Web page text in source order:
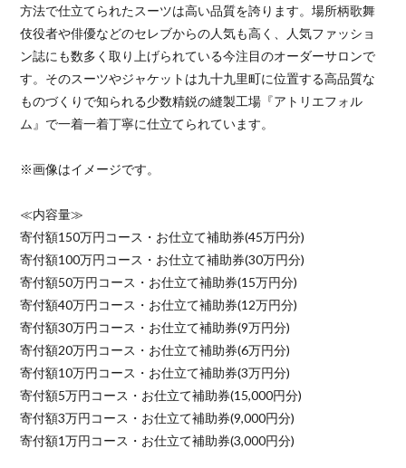
方法で仕立てられたスーツは高い品質を誇ります。場所柄歌舞
伎役者や俳優などのセレブからの人気も高く、人気ファッショ
ン誌にも数多く取り上げられている今注目のオーダーサロンで
す。そのスーツやジャケットは九十九里町に位置する高品質な
ものづくりで知られる少数精鋭の縫製工場『アトリエフォル
ム』で一着一着丁寧に仕立てられています。
※画像はイメージです。
≪内容量≫
寄付額150万円コース・お仕立て補助券(45万円分)
寄付額100万円コース・お仕立て補助券(30万円分)
寄付額50万円コース・お仕立て補助券(15万円分)
寄付額40万円コース・お仕立て補助券(12万円分)
寄付額30万円コース・お仕立て補助券(9万円分)
寄付額20万円コース・お仕立て補助券(6万円分)
寄付額10万円コース・お仕立て補助券(3万円分)
寄付額5万円コース・お仕立て補助券(15,000円分)
寄付額3万円コース・お仕立て補助券(9,000円分)
寄付額1万円コース・お仕立て補助券(3,000円分)